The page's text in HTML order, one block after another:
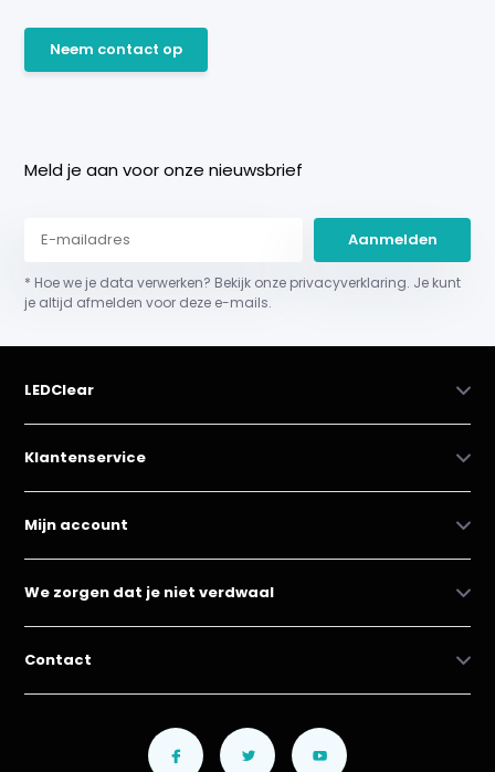
Neem contact op
Meld je aan voor onze nieuwsbrief
Aanmelden
* Hoe we je data verwerken? Bekijk onze privacyverklaring. Je kunt
je altijd afmelden voor deze e-mails.
LEDClear
Klantenservice
Mijn account
We zorgen dat je niet verdwaal
Contact